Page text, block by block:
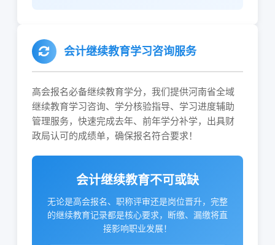
会计继续教育学习咨询服务
高会报名必备继续教育学分，我们提供河南省全域
继续教育学习咨询、学分核验指导、学习进度辅助
管理服务，快速完成去年、前年学分补学，出具财
政局认可的成绩单，确保报名符合要求！
会计继续教育不可或缺
无论是高会报名、职称评审还是岗位晋升，完整
的继续教育记录都是核心要求，断缴、漏缴将直
接影响职业发展！